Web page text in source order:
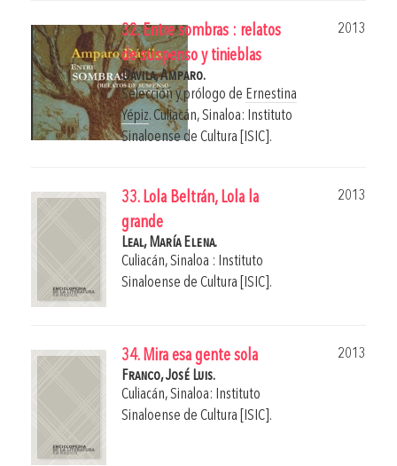
32. Entre sombras : relatos
de suspenso y tinieblas
2013
Dávila, Amparo.
Selección y prólogo de Ernestina
Yépiz. Culiacán, Sinaloa: Instituto
Sinaloense de Cultura [ISIC].
33. Lola Beltrán, Lola la
grande
2013
Leal, María Elena.
Culiacán, Sinaloa : Instituto
Sinaloense de Cultura [ISIC].
34. Mira esa gente sola
2013
Franco, José Luis.
Culiacán, Sinaloa: Instituto
Sinaloense de Cultura [ISIC].